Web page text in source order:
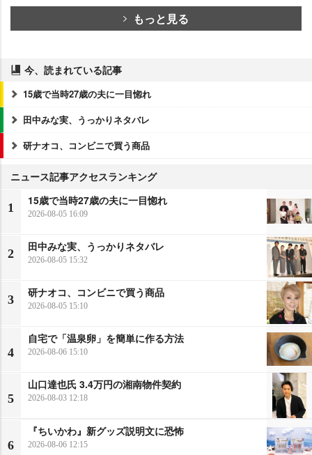
もっと見る
今、読まれている記事
15歳で当時27歳の夫に一目惚れ
田中みな実、うっかりネタバレ
研ナオコ、コンビニで買う商品
ニュース記事アクセスランキング
1
15歳で当時27歳の夫に一目惚れ
2026-08-05 16:09
2
田中みな実、うっかりネタバレ
2026-08-05 15:32
3
研ナオコ、コンビニで買う商品
2026-08-05 15:10
4
自宅で「温泉卵」を簡単に作る方法
2026-08-06 15:10
5
山口達也氏 3.4万円の湘南物件契約
2026-08-03 12:18
6
『ちいかわ』新グッズ説明文に恐怖
2026-08-06 12:15